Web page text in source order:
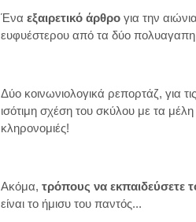
Ένα εξαιρετικό άρθρο για την
ευφυέστερου από τα δύο
Δύο κοινωνιολογικά ρεπορτάζ, για
ισότιμη σχέση του σκύλου με τα μέλη
κληρονομιές!
Ακόμα, τρόπους να εκπαιδεύσετε
είναι το ήμισυ του παντός...